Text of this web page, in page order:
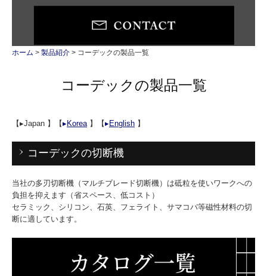
製品紹介
太陽光パネルリサイクル装置
コーデックの製品一覧
多刃切断機・内径研磨機
ホーム 製品紹介 コーデックの製品一覧
コーデックの製品一覧
【▸Japan 】【▸Korea】【▸English 】
コーデックの切断機
当社の多刃切断機（マルチブレード切断機）は砥粒を使いワークへの
負担を抑えます（省スペース、低コスト）
セラミック、シリコン、石英、フェライト、サマコバ等磁性材料の切
断に適しています。